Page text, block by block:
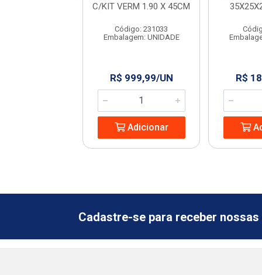
C/KIT VERM 1.90 X 45CM
Código: 231033
Embalagem: UNIDADE
R$ 999,99/UN
Adicionar
R$
Cadastre-se para receber